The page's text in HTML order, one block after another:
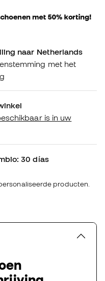
naar Netherlands
met het
is in uw
30 días
producten.